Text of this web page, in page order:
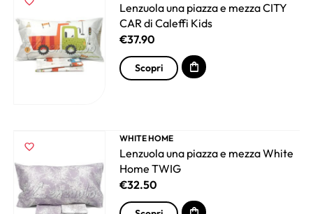
Lenzuola una piazza e mezza CITY
CAR di Caleffi Kids
€37.90
Scopri
WHITE HOME
Lenzuola una piazza e mezza White
Home TWIG
€32.50